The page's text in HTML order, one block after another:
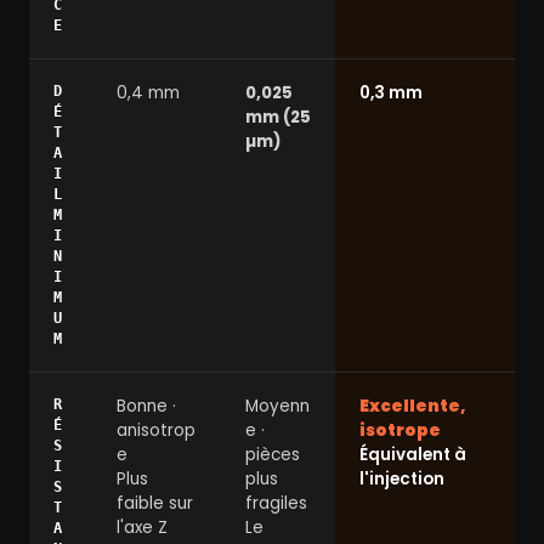
C
E
D
É
T
A
I
L
M
I
N
I
M
U
M
0,4 mm
0,025
mm (25
µm)
0,3 mm
R
É
S
I
S
T
A
Bonne ·
anisotrop
e
Plus
faible sur
l'axe Z
Moyenn
e ·
pièces
plus
fragiles
Le
Excellente,
isotrope
Équivalent à
l'injection